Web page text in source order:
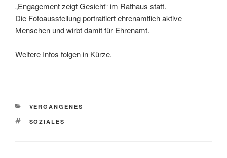
„Engagement zeigt Gesicht“ im Rathaus statt.
Die Fotoausstellung portraitiert ehrenamtlich aktive
Menschen und wirbt damit für Ehrenamt.
Weitere Infos folgen in Kürze.
KATEGORIEN
VERGANGENES
SCHLAGWÖRTER
SOZIALES